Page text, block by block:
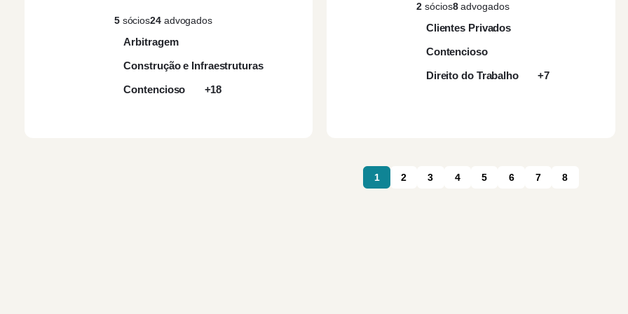
5sócios24advogados
Arbitragem
Construção e Infraestruturas
Contencioso
+18
2 sócios8advogados
Clientes Privados
Contencioso
Direito do Trabalho
+7
1 2 3 4 5 6 7 8